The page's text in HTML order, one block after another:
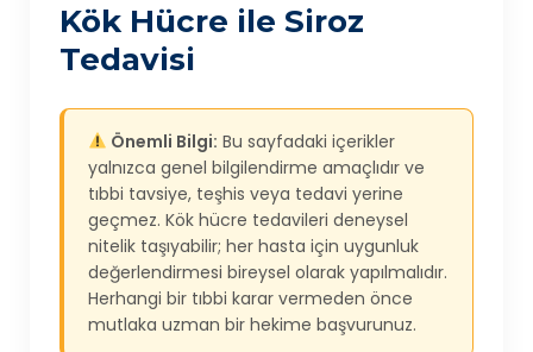
Kök Hücre ile Siroz
Tedavisi
Önemli Bilgi: Bu sayfadaki içerikler
yalnızca genel bilgilendirme amaçlıdır ve
tıbbi tavsiye, teşhis veya tedavi yerine
geçmez. Kök hücre tedavileri deneysel
nitelik taşıyabilir; her hasta için uygunluk
değerlendirmesi bireysel olarak yapılmalıdır.
Herhangi bir tıbbi karar vermeden önce
mutlaka uzman bir hekime başvurunuz.